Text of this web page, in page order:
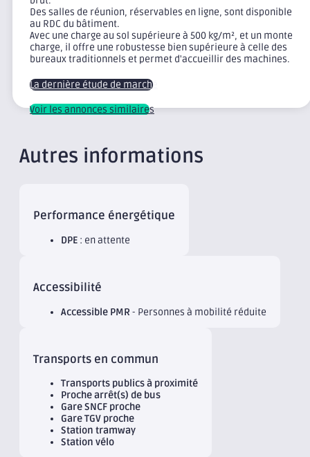
Des salles de réunion, réservables en ligne, sont disponible
au RDC du bâtiment.
Avec une charge au sol supérieure à 500 kg/m², et un monte
charge, il offre une robustesse bien supérieure à celle des
bureaux traditionnels et permet d'accueillir des machines.
La dernière étude de marché
Voir les annonces similaires
Autres informations
Performance énergétique
DPE : en attente
Accessibilité
Accessible PMR - Personnes à mobilité réduite
Transports en commun
Transports publics à proximité
Proche arrêt(s) de bus
Gare SNCF proche
Gare TGV proche
Station tramway
Station vélo